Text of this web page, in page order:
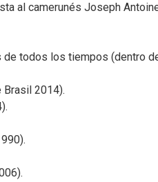
al camerunés Joseph
de todos los tiempos (dentro
Brasil 2014).